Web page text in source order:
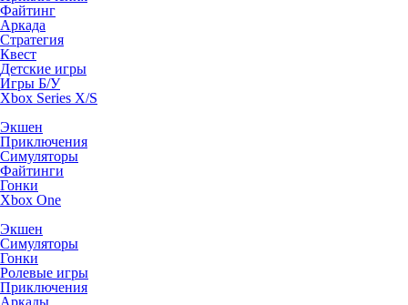
Файтинг
Аркада
Стратегия
Квест
Детские игры
Игры Б/У
Xbox Series X/S
Экшен
Приключения
Симуляторы
Файтинги
Гонки
Xbox One
Экшен
Симуляторы
Гонки
Ролевые игры
Приключения
Аркады